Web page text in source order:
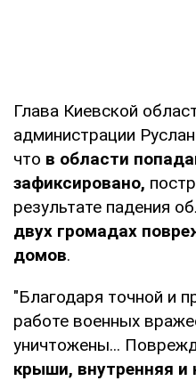
Глава Киевской
администрации
что в области
зафиксировано,
результате падения
двух громадах
домов.
"Благодаря точной и
работе военных
уничтожены...
крыши, внутренняя и